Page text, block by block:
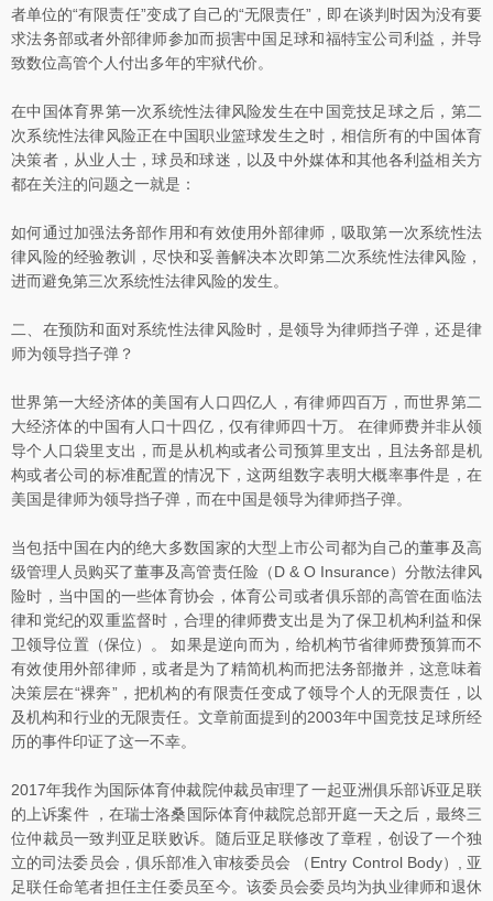
者单位的“有限责任”变成了自己的“无限责任”，即在谈判时因为没有要
求法务部或者外部律师参加而损害中国足球和福特宝公司利益，并导
致数位高管个人付出多年的牢狱代价。
在中国体育界第一次系统性法律风险发生在中国竞技足球之后，第二
次系统性法律风险正在中国职业篮球发生之时，相信所有的中国体育
决策者，从业人士，球员和球迷，以及中外媒体和其他各利益相关方
都在关注的问题之一就是：
如何通过加强法务部作用和有效使用外部律师，吸取第一次系统性法
律风险的经验教训，尽快和妥善解决本次即第二次系统性法律风险，
进而避免第三次系统性法律风险的发生。
二、在预防和面对系统性法律风险时，是领导为律师挡子弹，还是律
师为领导挡子弹？
世界第一大经济体的美国有人口四亿人，有律师四百万，而世界第二
大经济体的中国有人口十四亿，仅有律师四十万。 在律师费并非从领
导个人口袋里支出，而是从机构或者公司预算里支出，且法务部是机
构或者公司的标准配置的情况下，这两组数字表明大概率事件是，在
美国是律师为领导挡子弹，而在中国是领导为律师挡子弹。
当包括中国在内的绝大多数国家的大型上市公司都为自己的董事及高
级管理人员购买了董事及高管责任险（D & O Insurance）分散法律风
险时，当中国的一些体育协会，体育公司或者俱乐部的高管在面临法
律和党纪的双重监督时，合理的律师费支出是为了保卫机构利益和保
卫领导位置（保位）。 如果是逆向而为，给机构节省律师费预算而不
有效使用外部律师，或者是为了精简机构而把法务部撤并，这意味着
决策层在“裸奔”，把机构的有限责任变成了领导个人的无限责任，以
及机构和行业的无限责任。文章前面提到的2003年中国竞技足球所经
历的事件印证了这一不幸。
2017年我作为国际体育仲裁院仲裁员审理了一起亚洲俱乐部诉亚足联
的上诉案件 ，在瑞士洛桑国际体育仲裁院总部开庭一天之后，最终三
位仲裁员一致判亚足联败诉。随后亚足联修改了章程，创设了一个独
立的司法委员会，俱乐部准入审核委员会 （Entry Control Body）, 亚
足联任命笔者担任主任委员至今。该委员会委员均为执业律师和退休